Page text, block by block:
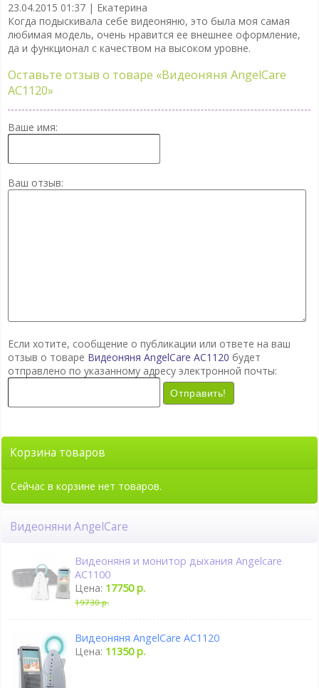
23.04.2015 01:37 | Екатерина
Когда подыскивала себе видеоняню, это была моя самая
любимая модель, очень нравится ее внешнее оформление,
да и функционал с качеством на высоком уровне.
Оставьте отзыв о товаре «Видеоняня AngelCare
AC1120»
Ваше имя:
Ваш отзыв:
Если хотите, сообщение о публикации или ответе на ваш
отзыв о товаре Видеоняня AngelCare AC1120 будет
отправлено по указанному адресу электронной почты:
Отправить!
Корзина товаров
Сейчас в корзине нет товаров.
Видеоняни AngelСare
Видеоняня и монитор дыхания Angelcare
AC1100
Цена: 17750 р.
19730 р.
Видеоняня AngelCare AC1120
Цена: 11350 р.